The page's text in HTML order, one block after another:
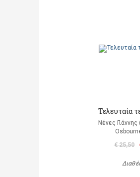
Τελευταία
Νένες
€ 25,50